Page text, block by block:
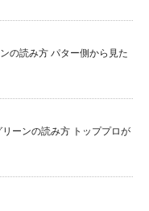
の読み方 パター側から見た
ーンの読み方 トッププロが